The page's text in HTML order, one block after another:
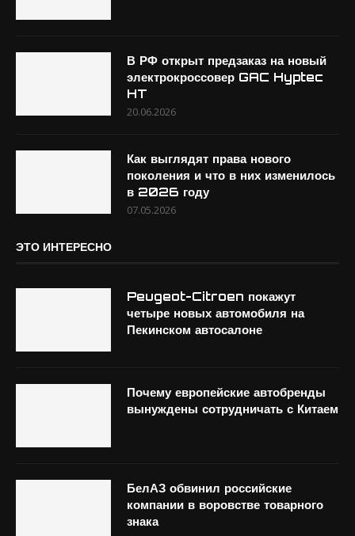
В РФ открыт предзаказ на новый
электрокроссовер GAC Hyptec
HT
20.06.2026
Как выглядят права нового
поколения и что в них изменилось
в 2026 году
07.05.2026
ЭТО ИНТЕРЕСНО
Peugeot-Citroen покажут
четыре новых автомобиля на
Пекинском автосалоне
Почему европейские автобренды
вынуждены сотрудничать с Китаем
БелАЗ обвинил российские
компании в воровстве товарного
знака